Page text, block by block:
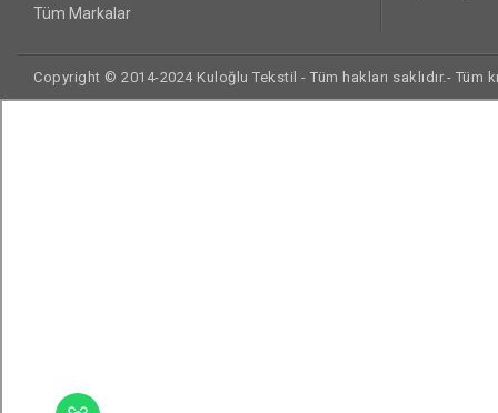
Tüm Markalar
Copyright © 2014-2024 Kuloğlu Tekstil - Tüm hakları saklıdır.-